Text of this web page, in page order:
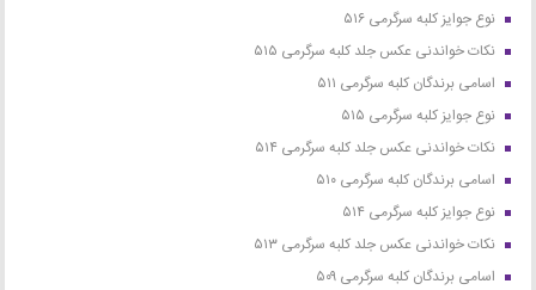
نوع جوایز کلبه سرگرمی ۵۱۶
نکات خواندنی عکس جلد کلبه سرگرمی ۵۱۵
اسامی برندگان کلبه سرگرمی ۵۱۱
نوع جوایز کلبه سرگرمی ۵۱۵
نکات خواندنی عکس جلد کلبه سرگرمی ۵۱۴
اسامی برندگان کلبه سرگرمی ۵۱۰
نوع جوایز کلبه سرگرمی ۵۱۴
نکات خواندنی عکس جلد کلبه سرگرمی ۵۱۳
اسامی برندگان کلبه سرگرمی ۵۰۹